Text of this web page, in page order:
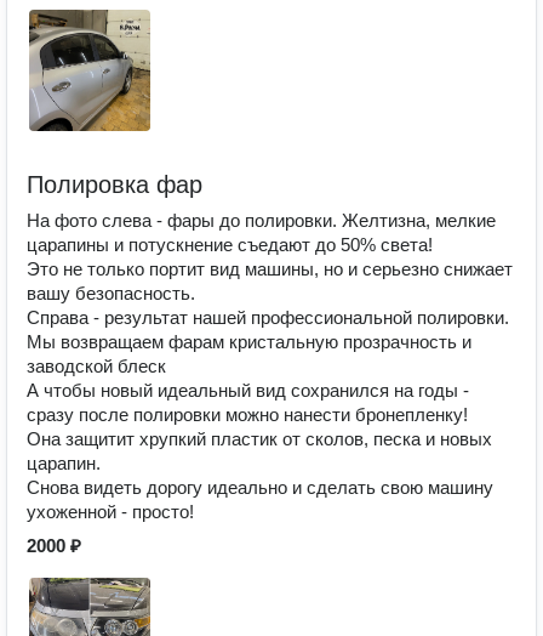
Полировка фар
На фото слева - фары до полировки. Желтизна, мелкие
царапины и потускнение съедают до 50% света!
Это не только портит вид машины, но и серьезно снижает
вашу безопасность.
Справа - результат нашей профессиональной полировки.
Мы возвращаем фарам кристальную прозрачность и
заводской блеск
А чтобы новый идеальный вид сохранился на годы -
сразу после полировки можно нанести бронепленку!
Она защитит хрупкий пластик от сколов, песка и новых
царапин.
Снова видеть дорогу идеально и сделать свою машину
ухоженной - просто!
2000 ₽